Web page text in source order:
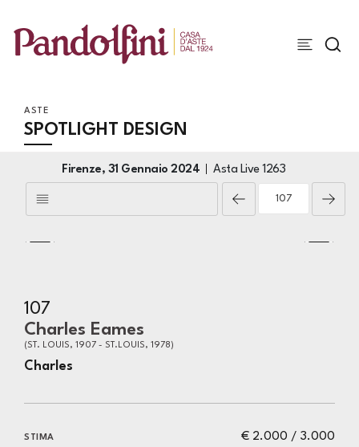
ASTE
SPOTLIGHT DESIGN
Firenze, 31 Gennaio 2024 Asta Live 1263
107
Charles Eames
(ST. LOUIS, 1907 - ST.LOUIS, 1978)
Charles
€ 2.000 / 3.000
STIMA